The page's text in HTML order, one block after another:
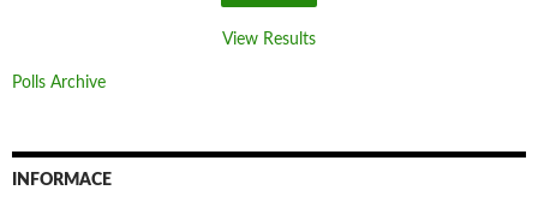
View Results
Polls Archive
INFORMACE